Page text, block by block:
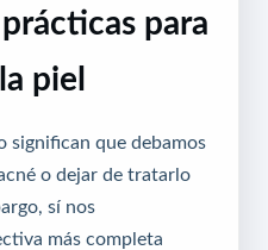
para
piel
significan que debamos
o dejar de tratarlo
sí nos
más completa